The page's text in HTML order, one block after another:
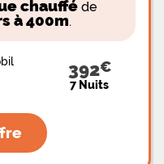
chauffé de
à 400m.
392
7 Nuits